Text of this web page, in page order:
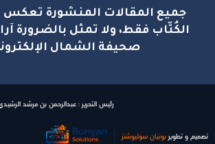
جميع المقالات المنشورة
الكُتّاب فقط، ولا تمثل بالضرورة
صحيفة الشمال
رئيس التحرير : عبدالرحمن بن مرشد
تصميم و تطوير بونیان سولیوشنز